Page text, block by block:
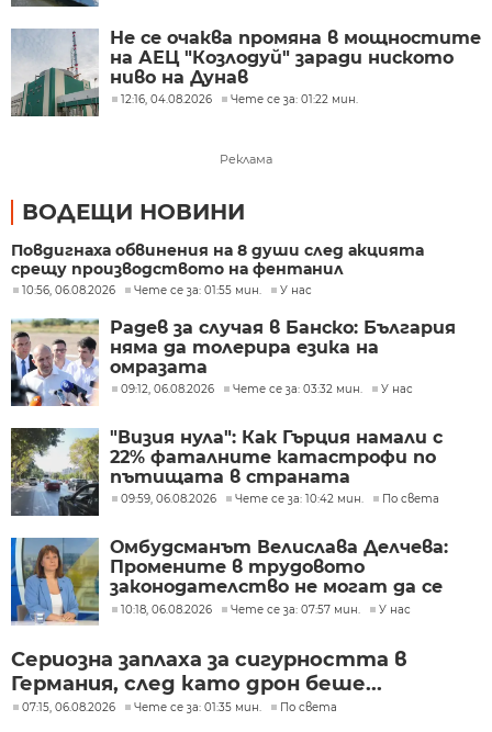
Не се очаква промяна в мощностите
на АЕЦ "Козлодуй" заради ниското
ниво на Дунав
12:16, 04.08.2026 Чете се за: 01:22 мин.
Реклама
ВОДЕЩИ НОВИНИ
Повдигнаха обвинения на 8 души след акцията
срещу производството на фентанил
10:56, 06.08.2026 Чете се за: 01:55 мин. У нас
Радев за случая в Банско: България
няма да толерира езика на
омразата
09:12, 06.08.2026 Чете се за: 03:32 мин. У нас
"Визия нула": Как Гърция намали с
22% фаталните катастрофи по
пътищата в страната
09:59, 06.08.2026 Чете се за: 10:42 мин. По света
Омбудсманът Велислава Делчева:
Промените в трудовото
законодателство не могат да се
правят през бюджета
10:18, 06.08.2026 Чете се за: 07:57 мин. У нас
Сериозна заплаха за сигурността в
Германия, след като дрон беше...
07:15, 06.08.2026 Чете се за: 01:35 мин. По света